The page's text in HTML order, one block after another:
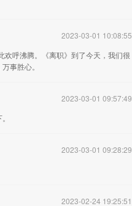
2023-03-01 10:08:55
呼沸腾。《离职》到了今天，我们很
事胜心。
2023-03-01 09:57:49
2023-03-01 09:28:29
2023-02-24 19:25:51